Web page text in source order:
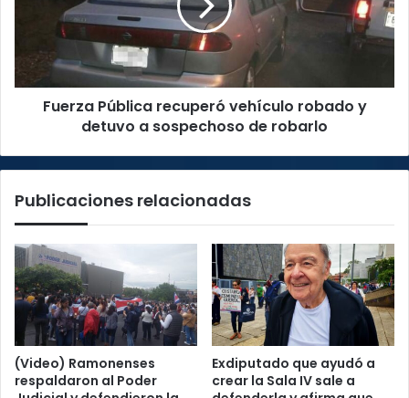
a
sospechoso
Fuerza Pública recuperó vehículo robado y
detuvo a sospechoso de robarlo
Publicaciones relacionadas
(Video) Ramonenses
respaldaron al Poder
Exdiputado que ayudó a
crear la Sala IV sale a